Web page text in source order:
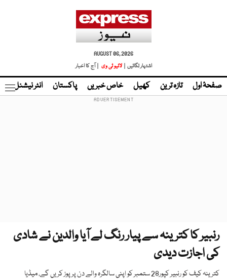
AUGUST 06, 2026
اشتہار لگائیں |
لائیو ٹی وی | آج کا اخبار
صفحۂ اول تازہ ترین کھیل خاص خبریں پاکستان انٹر نیشنل
رنبیر کا کترینہ سے پیار رنگ لے آیا والدین نے شادی
کی اجازت دیدی
کترینہ کیف کو رنبیر کپور28 ستمبر کو اپنی سالگرہ والے دن پرپوز کریں گے، میڈیا